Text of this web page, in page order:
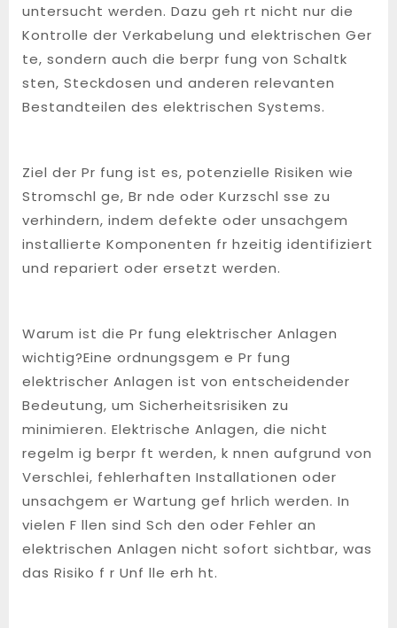
untersucht werden. Dazu geh rt nicht nur die
Kontrolle der Verkabelung und elektrischen Ger
te, sondern auch die berpr fung von Schaltk
sten, Steckdosen und anderen relevanten
Bestandteilen des elektrischen Systems.
Ziel der Pr fung ist es, potenzielle Risiken wie
Stromschl ge, Br nde oder Kurzschl sse zu
verhindern, indem defekte oder unsachgem
installierte Komponenten fr hzeitig identifiziert
und repariert oder ersetzt werden.
Warum ist die Pr fung elektrischer Anlagen
wichtig?Eine ordnungsgem e Pr fung
elektrischer Anlagen ist von entscheidender
Bedeutung, um Sicherheitsrisiken zu
minimieren. Elektrische Anlagen, die nicht
regelm ig berpr ft werden, k nnen aufgrund von
Verschlei, fehlerhaften Installationen oder
unsachgem er Wartung gef hrlich werden. In
vielen F llen sind Sch den oder Fehler an
elektrischen Anlagen nicht sofort sichtbar, was
das Risiko f r Unf lle erh ht.